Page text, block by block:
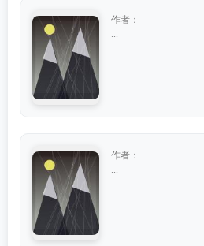
作者：
作者：